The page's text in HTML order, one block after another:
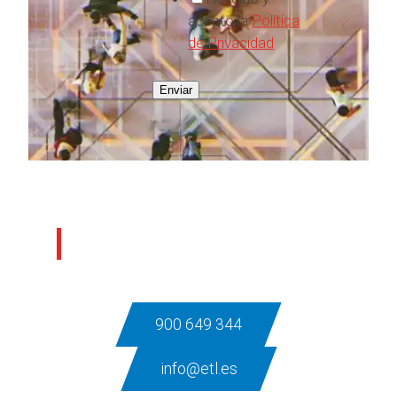
acepto laPolítica
de Privacidad
Enviar
900 649 344
info@etl.es